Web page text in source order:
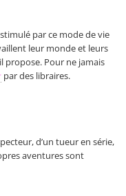
par ce mode de vie
leur monde et leurs
propose. Pour ne jamais
par des libraires.
d’un tueur en série,
aventures sont